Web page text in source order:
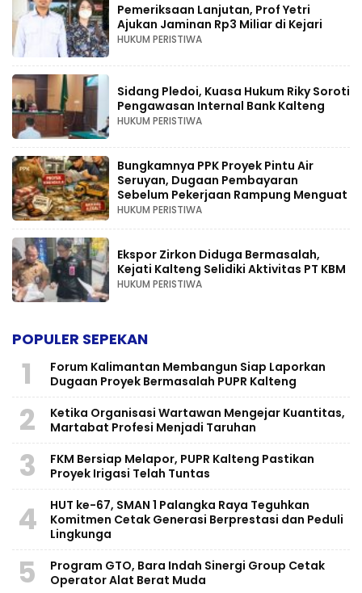
Pemeriksaan Lanjutan, Prof Yetri
Ajukan Jaminan Rp3 Miliar di Kejari
HUKUM PERISTIWA
Sidang Pledoi, Kuasa Hukum Riky Soroti
Pengawasan Internal Bank Kalteng
HUKUM PERISTIWA
Bungkamnya PPK Proyek Pintu Air
Seruyan, Dugaan Pembayaran
Sebelum Pekerjaan Rampung Menguat
HUKUM PERISTIWA
Ekspor Zirkon Diduga Bermasalah,
Kejati Kalteng Selidiki Aktivitas PT KBM
HUKUM PERISTIWA
POPULER SEPEKAN
1
Forum Kalimantan Membangun Siap Laporkan
Dugaan Proyek Bermasalah PUPR Kalteng
2
Ketika Organisasi Wartawan Mengejar Kuantitas,
Martabat Profesi Menjadi Taruhan
3
FKM Bersiap Melapor, PUPR Kalteng Pastikan
Proyek Irigasi Telah Tuntas
4
HUT ke-67, SMAN 1 Palangka Raya Teguhkan
Komitmen Cetak Generasi Berprestasi dan Peduli
Lingkunga
5
Program GTO, Bara Indah Sinergi Group Cetak
Operator Alat Berat Muda